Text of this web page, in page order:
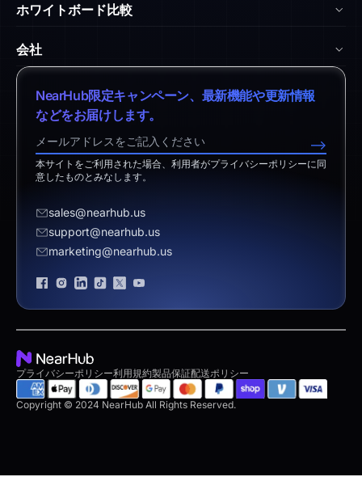
NearHub Board S
Nearity 360 Alien
Nearity 120 Max
アプリ統合
NearHub Demo
ヘルプセンター
ダウンロードセンター
返品ポリシー
免責事項
ホワイトボード比較
vs. Samsung Flip
vs. Vibe Board
vs. Neat Board 65
vs. Android Boards
vs. Chromium Boards
vs. Owl Labs Solution
会社
弊社について
特定商取引法に基づく表記
営業担当へのお問い合わせ
サポートへのお問い合わせ
販売代理店になる
プライバシーポリシー
ブランド認証
NearHub限定キャンペーン、最新機能や更新情報
などをお届けします。
-->
本サイトをご利用された場合、利用者がプライバシーポリシーに同
意したものとみなします。
sales@nearhub.us
support@nearhub.us
marketing@nearhub.us
プライバシーポリシー利用規約製品保証配送ポリシー
Copyright © 2024 NearHub All Rights Reserved.